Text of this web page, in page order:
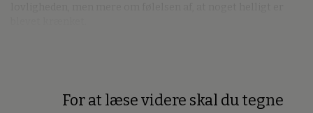
For at læse videre skal du tegne